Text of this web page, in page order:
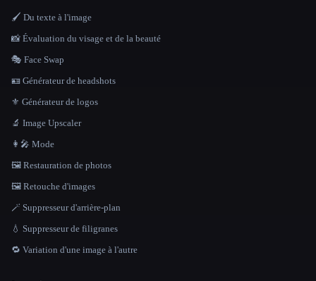
🖌️ Du texte à l'image
📸 Évaluation du visage et de la beauté
🎭 Face Swap
🪪 Générateur de headshots
⚜️ Générateur de logos
🔬 Image Upscaler
👩‍🎤 Mode
🖼️ Restauration de photos
🖼️ Retouche d'images
🪄 Suppresseur d'arrière-plan
💧 Suppresseur de filigranes
🔁 Variation d'une image à l'autre